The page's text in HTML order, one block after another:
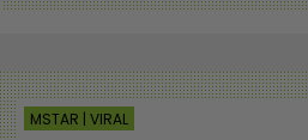
MSTAR | VIRAL